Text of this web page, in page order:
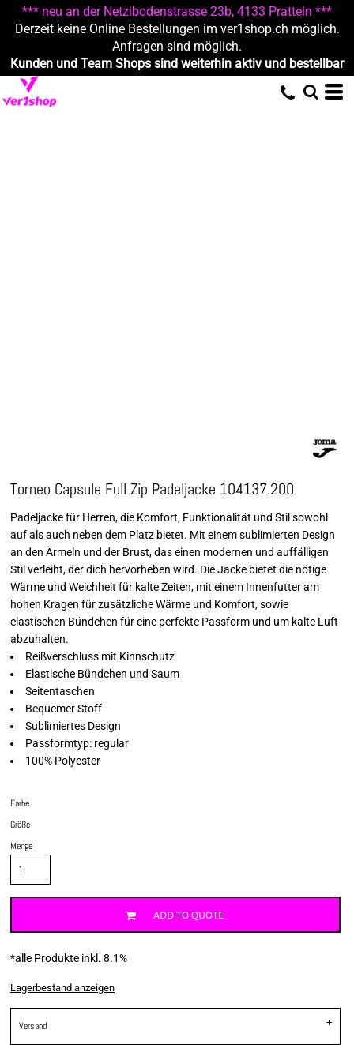
*** neu an der Netzibodenstrasse 23b, 4133 Pratteln ***
Derzeit keine Online Bestellungen im ver1shop.ch möglich.
Anfragen sind möglich.
Kunden und Team Shops sind weiterhin aktiv und bestellbar
Torneo Capsule Full Zip Padeljacke 104137.200
Padeljacke für Herren, die Komfort, Funktionalität und Stil sowohl
auf als auch neben dem Platz bietet. Mit einem sublimierten Design
an den Ärmeln und der Brust, das einen modernen und auffälligen
Stil verleiht, der dich hervorheben wird. Die Jacke bietet die nötige
Wärme und Weichheit für kalte Zeiten, mit einem Innenfutter am
hohen Kragen für zusätzliche Wärme und Komfort, sowie
elastischen Bündchen für eine perfekte Passform und um kalte Luft
abzuhalten.
Reißverschluss mit Kinnschutz
Elastische Bündchen und Saum
Seitentaschen
Bequemer Stoff
Sublimiertes Design
Passformtyp: regular
100% Polyester
Farbe
Größe
Menge
ADD TO QUOTE
*alle Produkte inkl. 8.1%
Lagerbestand anzeigen
Versand